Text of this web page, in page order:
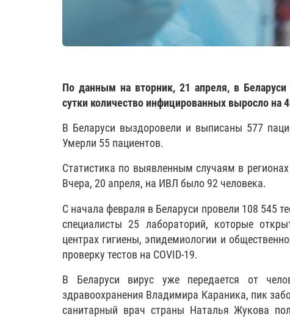
По данным на вторник, 21 апреля, в Беларуси
сутки количество инфицированных выросло на
В Беларуси выздоровели и выписаны 577
Умерли 55 пациентов.
Cтатистика по выявленным случаям в
Вчера, 20 апреля, на ИВЛ было 92 человека.
С начала февраля в Беларуси провели 108 545
специалисты 25 лабораторий, которые
центрах гигиены, эпидемиологии и
проверку тестов на COVID-19.
В Беларуси вирус уже передается от
здравоохранения Владимира Караника, пик
санитарный врач страны Наталья Жукова